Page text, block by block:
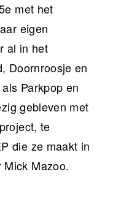
met het
eigen
al in het
Doornroosje en
Parkpop en
gebleven met
te
die ze maakt in
Mazoo.